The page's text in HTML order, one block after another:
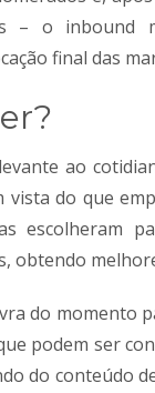
– o inbound
final das
ao
vista do que
escolheram
obtendo
do momento
podem ser
do conteúdo